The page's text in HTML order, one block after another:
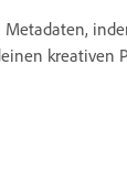
kreativen